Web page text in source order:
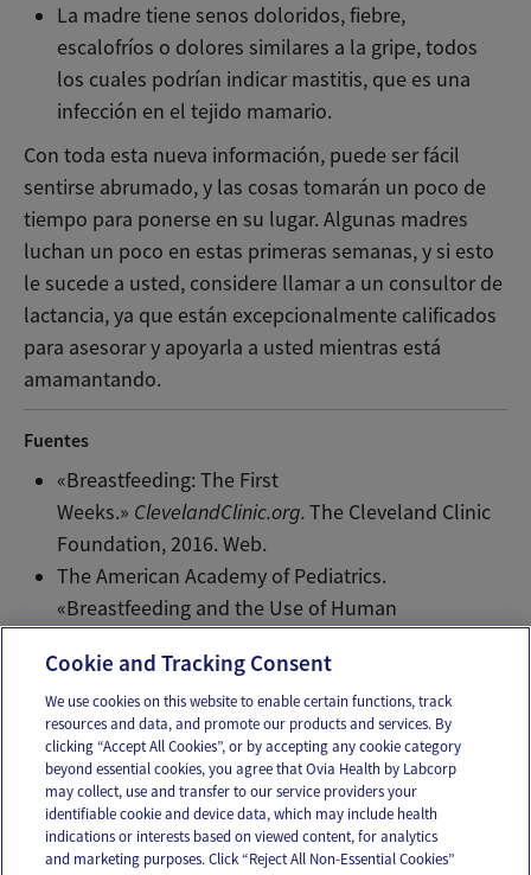
La madre tiene senos doloridos, fiebre,
escalofríos o dolores similares a la gripe, todos
los cuales podrían indicar mastitis, que es una
infección en el tejido mamario.
Con toda esta nueva información, puede ser fácil
sentirse abrumado, y las cosas tomarán un poco de
tiempo para ponerse en su lugar. Algunas madres
luchan un poco en estas primeras semanas, y si esto
le sucede a usted, considere llamar a un consultor de
lactancia, ya que están excepcionalmente calificados
para asesorar y apoyarla a usted mientras está
amamantando.
Fuentes
«Breastfeeding: The First
Weeks.» ClevelandClinic.org.The Cleveland Clinic
Foundation, 2016. Web.
The American Academy of Pediatrics.
«Breastfeeding and the Use of Human
Email Text
OUR APPS
Cookie and Tracking Consent
We use cookies on this website to enable certain functions, track
resources and data, and promote our products and services. By
clicking “Accept All Cookies”, or by accepting any cookie category
beyond essential cookies, you agree that Ovia Health by Labcorp
may collect, use and transfer to our service providers your
identifiable cookie and device data, which may include health
indications or interests based on viewed content, for analytics
and marketing purposes. Click “Reject All Non-Essential Cookies”